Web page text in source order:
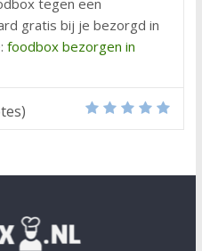
gratis bij je bezorgd in
foodbox bezorgen in